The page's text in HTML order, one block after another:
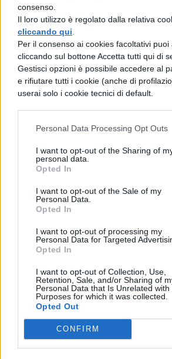
consenso.
Il loro utilizzo è regolato dalla relativa
cliccando qui
Per il consenso ai cookies facoltativi puoi
cliccando sul bottone Accetta tutti qui di
Gestisci opzioni è possibile accedere al
e rifiutare tutti i cookie (anche di
userai solo i cookie tecnici di default.
Personal Data Processing Opt Outs
I want to opt-out of the Sharing of
personal data.
Opted In
I want to opt-out of the Sale of my
Personal Data.
Opted In
I want to opt-out of processing my
Personal Data for Targeted
Opted In
I want to opt-out of Collection, Use,
Retention, Sale, and/or Sharing of
Personal Data that Is Unrelated with
Purposes for which it was collected.
Opted Out
CONFIRM
difesa dell’ambiente e la
utenti e consumatori ha
il contenuto della sentenza
bocciare il proprio ricorso:
tutti i disagi e i fastidi del
il caldo di questi giorni e le
raggiunte nelle aule
Ritiene pertanto la
ed errata. A tal proposito è
anche il leader della Lega
Anche lui a favore
dell’obbligo della
commissione in sede di
Soddisfatto è invece il